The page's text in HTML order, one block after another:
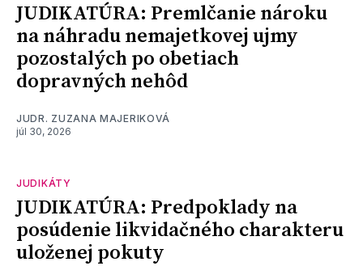
JUDIKATÚRA: Premlčanie nároku
na náhradu nemajetkovej ujmy
pozostalých po obetiach
dopravných nehôd
JUDR. ZUZANA MAJERIKOVÁ
júl 30, 2026
JUDIKÁTY
JUDIKATÚRA: Predpoklady na
posúdenie likvidačného charakteru
uloženej pokuty